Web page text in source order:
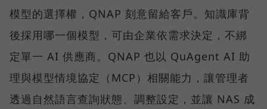
模型的選擇權，QNAP 刻意留給客戶。知識庫背
後採用哪一個模型，可由企業依需求決定，不綁
定單一 AI 供應商。QNAP 也以 QuAgent AI 助
理與模型情境協定（MCP）相關能力，讓管理者
透過自然語言查詢狀態、調整設定，並讓 NAS 成